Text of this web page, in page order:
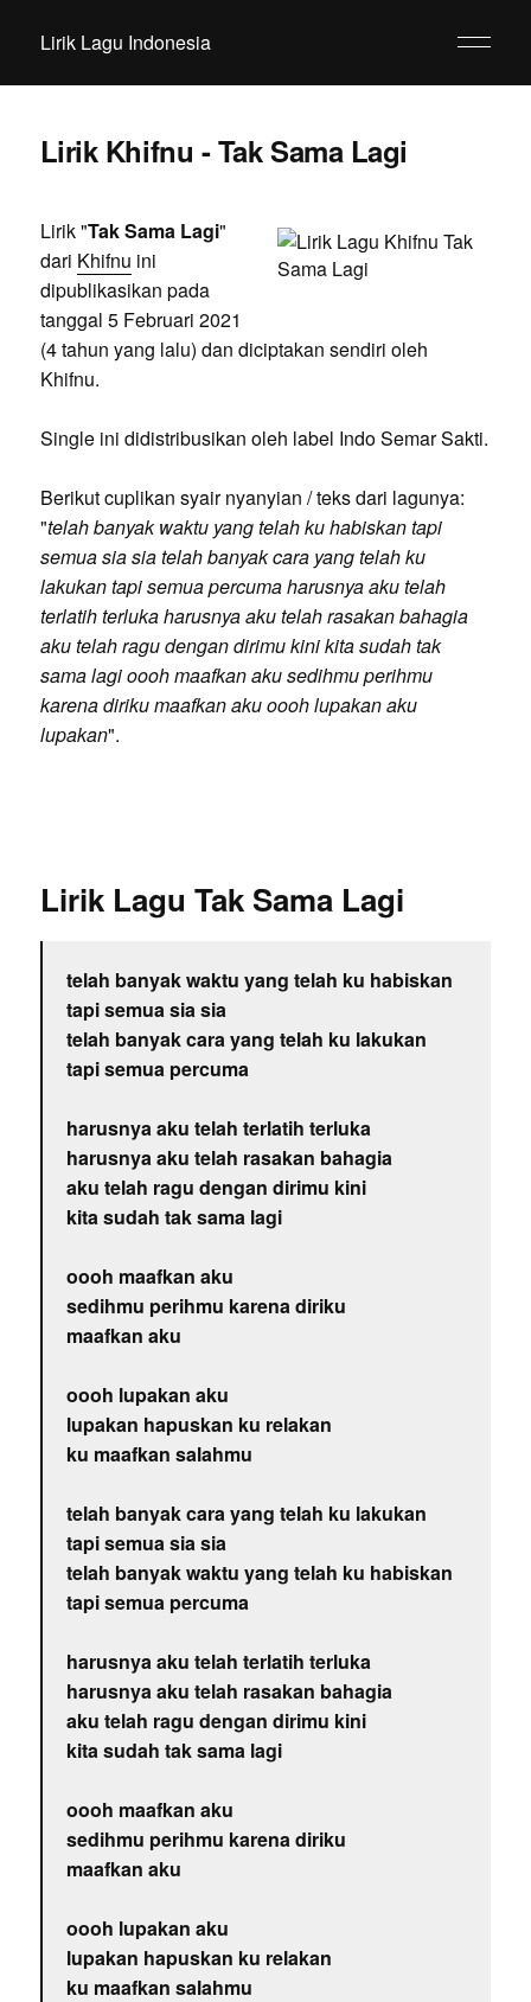
Lirik Lagu Indonesia
Lirik Khifnu - Tak Sama Lagi
Lirik "Tak Sama Lagi"
dari Khifnu ini
dipublikasikan pada
tanggal 5 Februari 2021
(4 tahun yang lalu) dan diciptakan sendiri oleh
Khifnu.
Single ini didistribusikan oleh label Indo Semar Sakti.
Berikut cuplikan syair nyanyian / teks dari lagunya:
"telah banyak waktu yang telah ku habiskan tapi
semua sia sia telah banyak cara yang telah ku
lakukan tapi semua percuma harusnya aku telah
terlatih terluka harusnya aku telah rasakan bahagia
aku telah ragu dengan dirimu kini kita sudah tak
sama lagi oooh maafkan aku sedihmu perihmu
karena diriku maafkan aku oooh lupakan aku
lupakan".
Lirik Lagu Tak Sama Lagi
telah banyak waktu yang telah ku habiskan
tapi semua sia sia
telah banyak cara yang telah ku lakukan
tapi semua percuma
harusnya aku telah terlatih terluka
harusnya aku telah rasakan bahagia
aku telah ragu dengan dirimu kini
kita sudah tak sama lagi
oooh maafkan aku
sedihmu perihmu karena diriku
maafkan aku
oooh lupakan aku
lupakan hapuskan ku relakan
ku maafkan salahmu
telah banyak cara yang telah ku lakukan
tapi semua sia sia
telah banyak waktu yang telah ku habiskan
tapi semua percuma
harusnya aku telah terlatih terluka
harusnya aku telah rasakan bahagia
aku telah ragu dengan dirimu kini
kita sudah tak sama lagi
oooh maafkan aku
sedihmu perihmu karena diriku
maafkan aku
oooh lupakan aku
lupakan hapuskan ku relakan
ku maafkan salahmu